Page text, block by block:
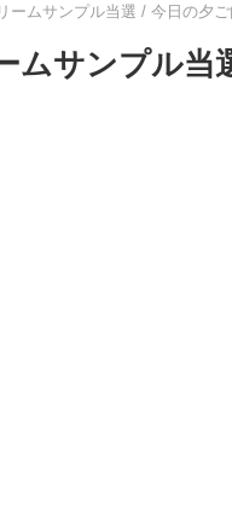
ームサンプル当選 / 今日の夕ご
ムサンプル当